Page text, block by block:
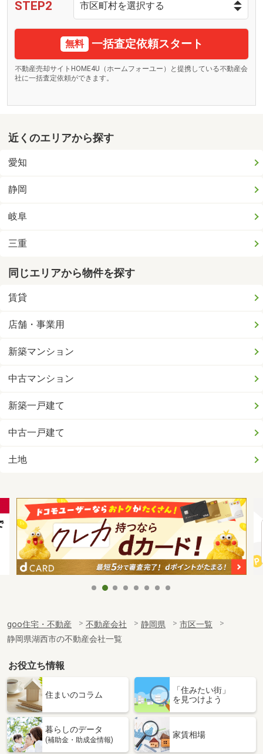
STEP2
無料 一括査定依頼スタート
不動産売却サイトHOME4U（ホームフォーユー）と提携している不動産会
社に一括査定依頼ができます。
近くのエリアから探す
愛知
静岡
岐阜
三重
同じエリアから物件を探す
賃貸
店舗・事業用
新築マンション
中古マンション
新築一戸建て
中古一戸建て
土地
goo住宅・不動産 不動産会社 静岡県
市区一覧
静岡県湖西市の不動産会社一覧
お役立ち情報
住まいのコラム
「住みたい街」
を見つけよう
暮らしのデータ
(補助金・助成金情報)
家賃相場